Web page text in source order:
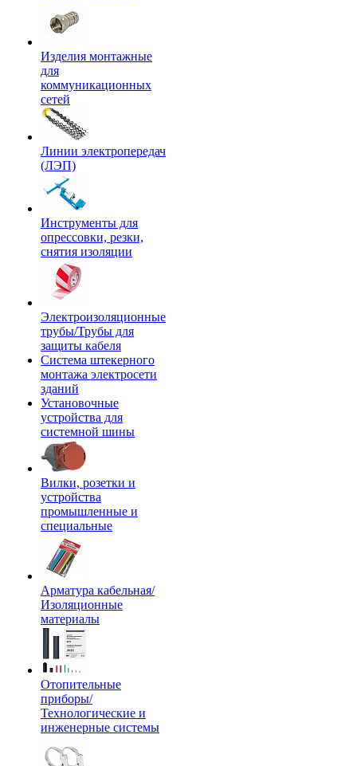
Изделия монтажные
для
коммуникационных
сетей
Линии электропередач
(ЛЭП)
Инструменты для
опрессовки, резки,
снятия изоляции
Электроизоляционные
трубы/Трубы для
защиты кабеля
Система штекерного
монтажа электросети
зданий
Установочные
устройства для
системной шины
Вилки, розетки и
устройства
промышленные и
специальные
Арматура кабельная/
Изоляционные
материалы
Отопительные
приборы/
Технологические и
инженерные системы